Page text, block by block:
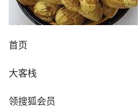
首页
大客栈
领搜狐会员